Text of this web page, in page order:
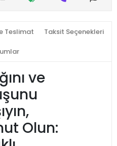
Teslimat Taksit Seçenekleri
ve
Olun: